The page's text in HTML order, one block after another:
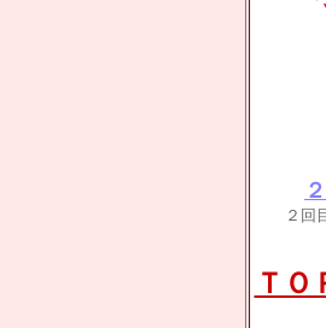
２回
Ｔ